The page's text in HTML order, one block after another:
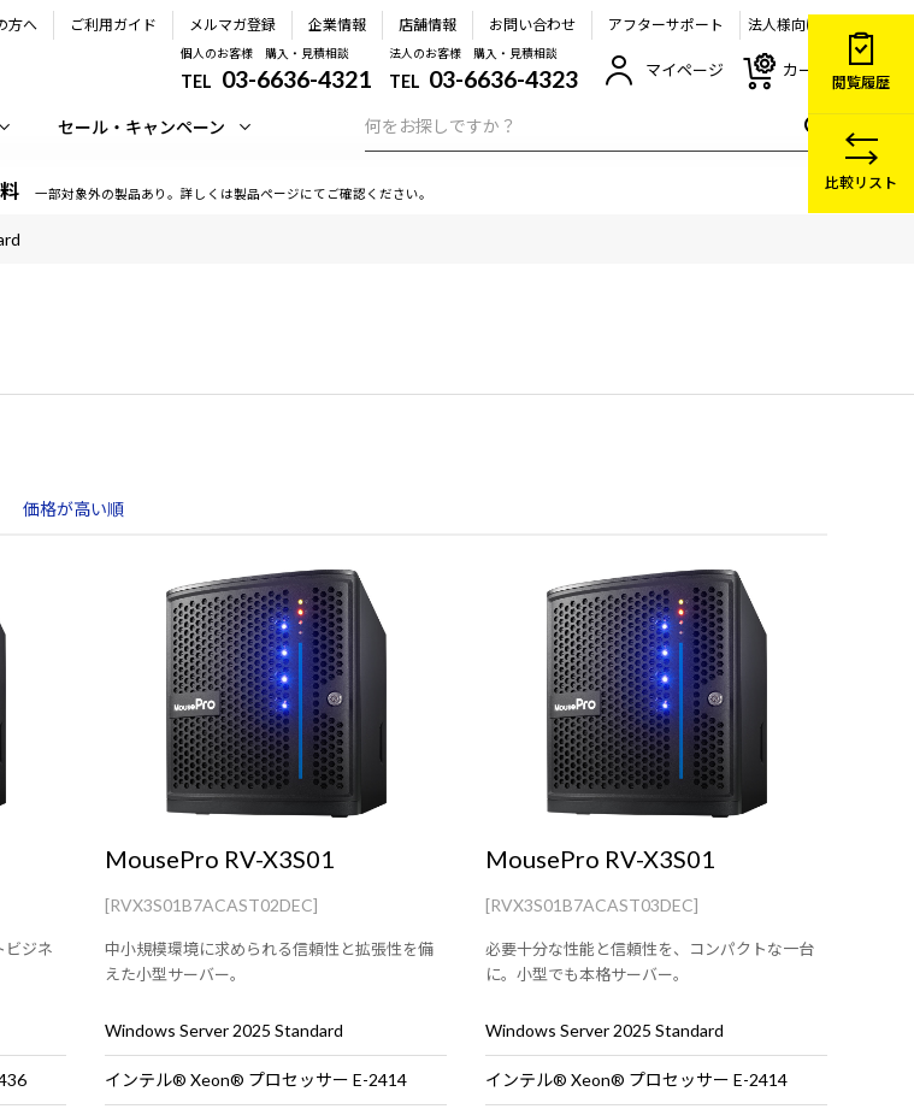
方へ ご利用ガイド メルマガ登録 企業情報 店舗情報 お問い合わせ アフターサポート 法人様向け
個人のお客様 購入・見積相談
TEL 03-6636-4321
法人のお客様 購入・見積相談
TEL 03-6636-4323 マイページ カート
セール・キャンペーン
一部対象外の製品あり。詳しくは製品ページにてご確認ください。
価格が高い順
ビジネ
MousePro RV-X3S01
[RVX3S01B7ACAST02DEC]
中小規模環境に求められる信頼性と拡張性を備
えた小型サーバー。
Windows Server 2025 Standard
インテル® Xeon® プロセッサー E-2414
MousePro RV-X3S01
[RVX3S01B7ACAST03DEC]
必要十分な性能と信頼性を、コンパクトな一台
に。小型でも本格サーバー。
Windows Server 2025 Standard
インテル® Xeon® プロセッサー E-2414
閲覧履歴
比較リスト